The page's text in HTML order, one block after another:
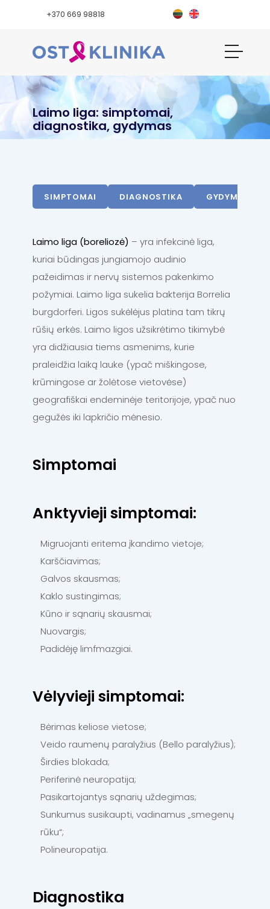
+370 669 98818
Laimo liga: simptomai,
diagnostika, gydymas
SIMPTOMAI DIAGNOSTIKA GYDYMAS
Laimo liga (boreliozė) – yra infekcinė liga,
kuriai būdingas jungiamojo audinio
pažeidimas ir nervų sistemos pakenkimo
požymiai. Laimo liga sukelia bakterija Borrelia
burgdorferi. Ligos sukėlėjus platina tam tikrų
rūšių erkės. Laimo ligos užsikrėtimo tikimybė
yra didžiausia tiems asmenims, kurie
praleidžia laiką lauke (ypač miškingose,
krūmingose ar žolėtose vietovėse)
geografiškai endeminėje teritorijoje, ypač nuo
gegužės iki lapkričio mėnesio.
Simptomai
Anktyvieji simptomai:
Migruojanti eritema įkandimo vietoje;
Karščiavimas;
Galvos skausmas;
Kaklo sustingimas;
Kūno ir sąnarių skausmai;
Nuovargis;
Padidėję limfmazgiai.
Vėlyvieji simptomai:
Bėrimas keliose vietose;
Veido raumenų paralyžius (Bello paralyžius);
Širdies blokada;
Periferinė neuropatija;
Pasikartojantys sąnarių uždegimas;
Sunkumus susikaupti, vadinamus „smegenų
rūku“;
Polineuropatija.
Diagnostika